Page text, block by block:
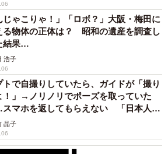
@omoshirochiri
る。 pic.twitter.com/bYcpDcjWm1
じゃこりゃ！」「ロボ？」大阪・梅田に
る物体の正体は？ 昭和の遺産を調査し
結果…
浩子
トで自撮りしていたら、ガイドが「撮り
！」→ノリノリでポーズを取っていた
マホを返してもらえない 「日本人は
表かも」「私は6時間で3万円払った」
晶子